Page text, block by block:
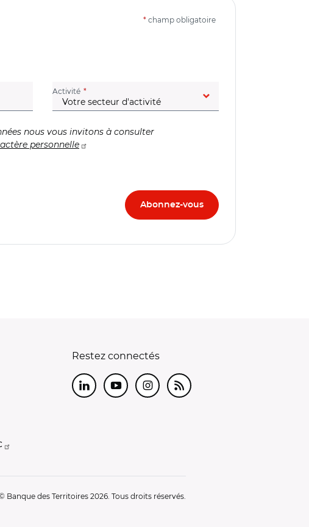
* champ obligatoire
Activité (champ obligatoire)
nous vous invitons à consulter
personnelle
Restez connectés
LinkedInYoutubeInstagram
RSS
Banque des Territoires 2026. Tous droits réservés.